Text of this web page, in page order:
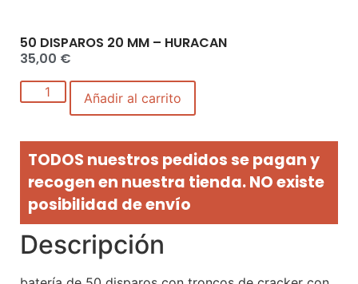
50 DISPAROS 20 MM – HURACAN
35,00 €
Añadir al carrito
TODOS nuestros pedidos se pagan y
recogen en nuestra tienda. NO existe
posibilidad de envío
Descripción